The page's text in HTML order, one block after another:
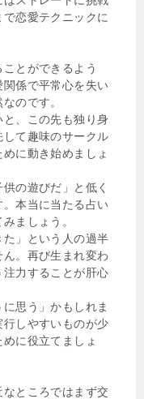
恋愛テクニックに
とができるよう
係で平常心を失い
のです。
、この先も独り身
て趣味のサークル
に動き始めましょ
の遊びだ」と低く
本当に当たる占い
ましょう。
た」という人の過半
。再び生まれ変わ
力することが肝心
に思う」かもしれま
しやすいものが少
に役立てましょ
ところではまず交